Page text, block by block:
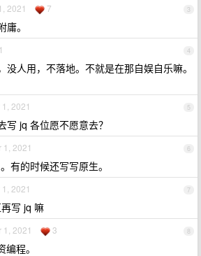
3
2021 7
。
4
没人用，不落地。不就是在那自娱自乐嘛。
5
1, 2021
写 jq 各位愿不愿意去？
6
1, 2021
有的时候还写写原生。
7
1, 2021
写 jq 嘛
8
1, 2021 3
程。